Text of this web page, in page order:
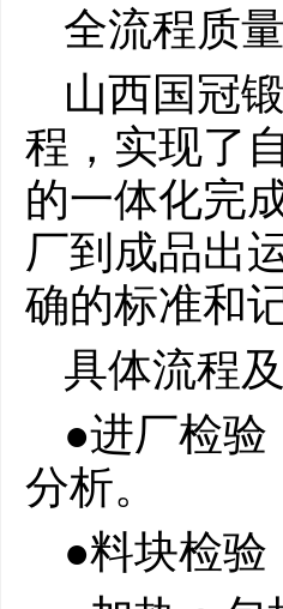
全流程质
山西国冠
程，实现了
的一体化完
厂到成品出
确的标准和
具体流程
●进厂检验
分析。
●料块检验